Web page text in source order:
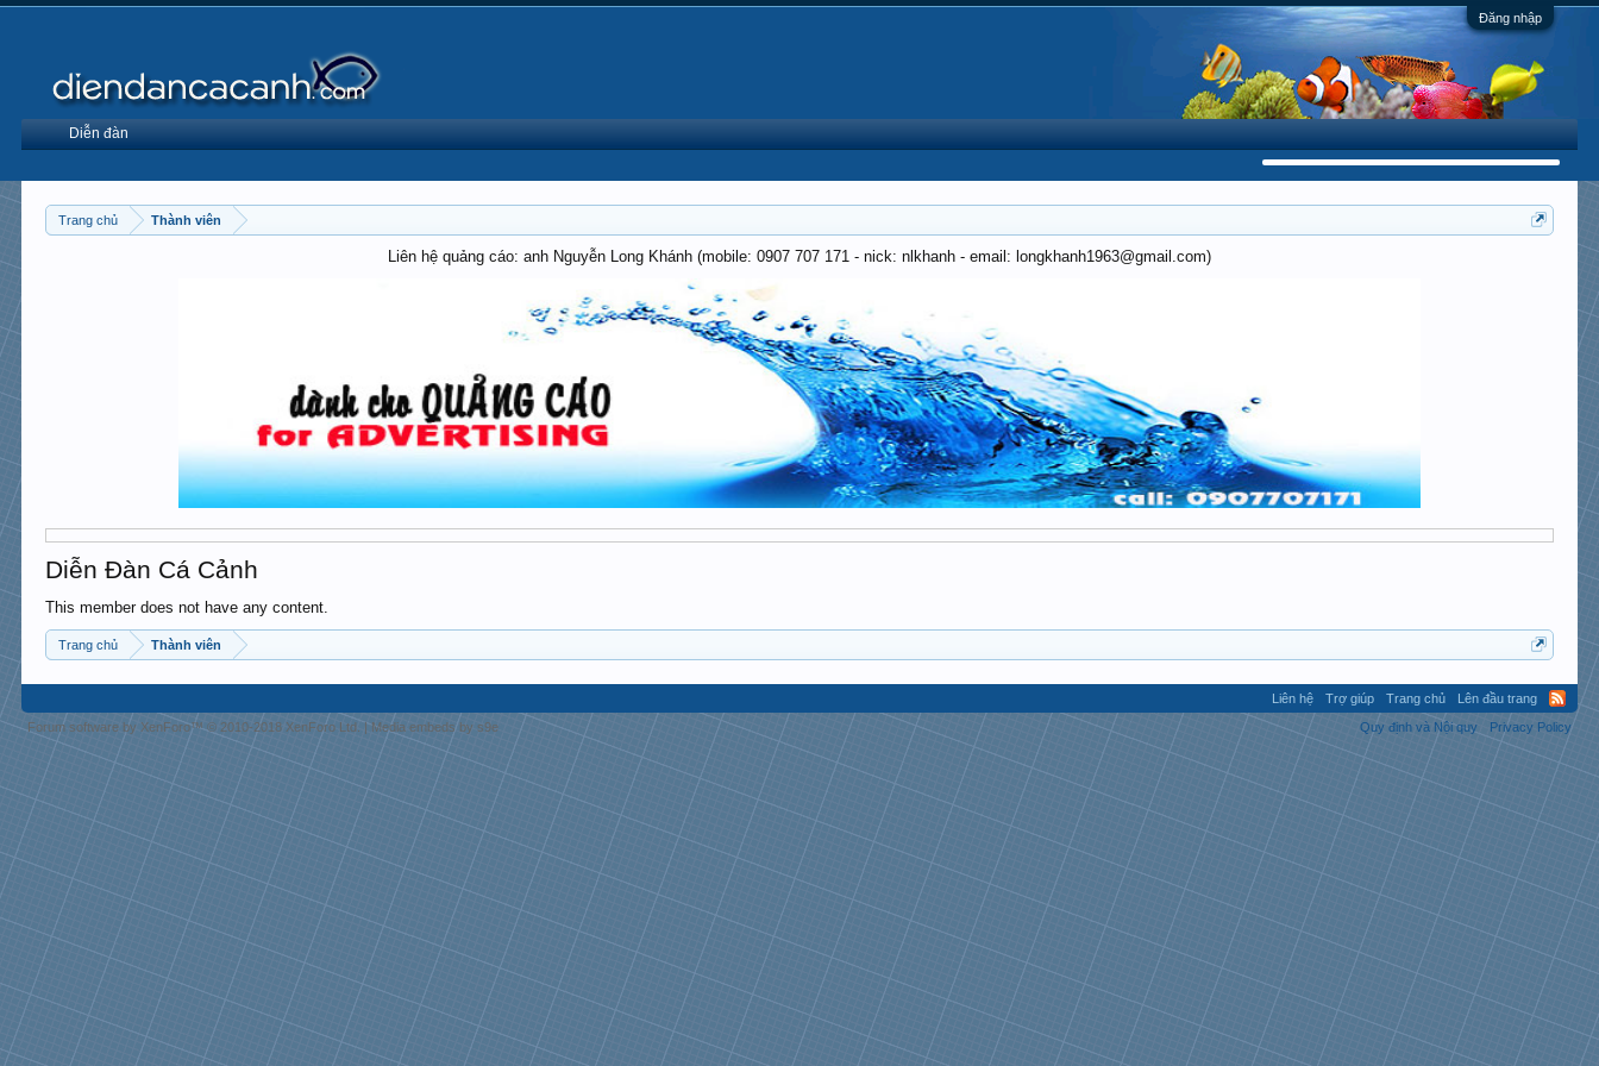
Đăng nhập
Trang chủ Thành viên
Liên hệ quảng cáo: anh Nguyễn Long Khánh (mobile: 0907 707 171 - nick: nlkhanh - email: longkhanh1963@gmail.com)
Diễn Đàn Cá Cảnh
This member does not have any content.
Trang chủ Thành viên
Diễn đàn
Liên hệ Trợ giúp Trang chủ
Lên đầu trang
Quy định và Nội quy
Privacy Policy
Forum software by XenForo™© 2010-2018 XenForo Ltd. | Media embeds by s9e